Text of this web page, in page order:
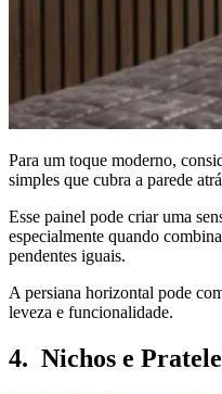
Para um toque moderno,
simples que cubra a parede
Esse painel pode criar uma
especialmente quando
pendentes iguais.
A persiana horizontal pode
leveza e funcionalidade.
4. Nichos e